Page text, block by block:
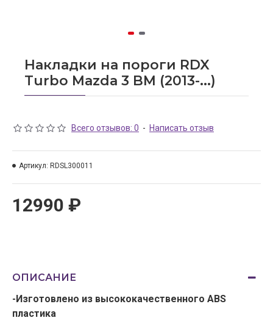
Накладки на пороги RDX
Turbo Mazda 3 BM (2013-...)
Всего отзывов: 0 - Написать отзыв
12990 ₽
Артикул: RDSL300011
ОПИСАНИЕ
-Изготовлено из высококачественного ABS
пластика